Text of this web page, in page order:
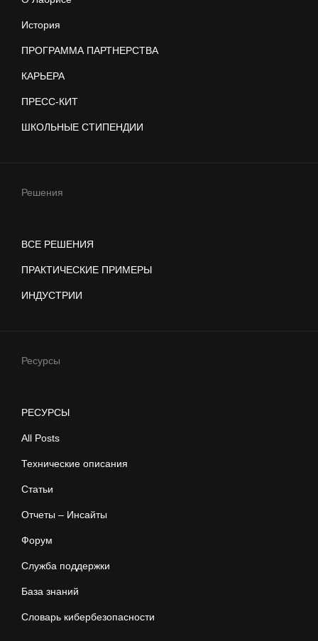
История
ПРОГРАММА ПАРТНЕРСТВА
КАРЬЕРА
ПРЕСС-КИТ
ШКОЛЬНЫЕ СТИПЕНДИИ
Решения
ВСЕ РЕШЕНИЯ
ПРАКТИЧЕСКИЕ ПРИМЕРЫ
ИНДУСТРИИ
Ресурсы
РЕСУРСЫ
All Posts
Технические описания
Статьи
Отчеты – Инсайты
Форум
Служба поддержки
База знаний
Словарь кибербезопасности